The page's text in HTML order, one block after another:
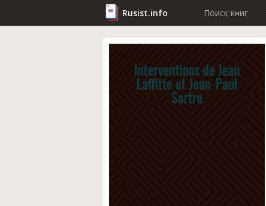
Rusist.info Поиск книг